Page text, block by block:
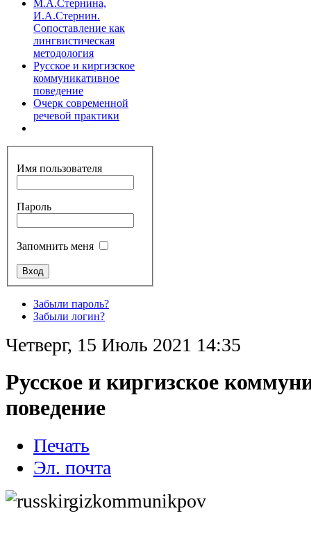
М.А.Стернина,
И.А.Стернин.
Сопоставление как
лингвистическая
методология
Русское и киргизское
коммуникативное
поведение
Очерк современной
речевой практики
Имя пользователя
Пароль
Запомнить меня
Забыли пароль?
Забыли логин?
Четверг, 15 Июль 2021 14:35
Русское и киргизское
поведение
Печать
Эл. почта